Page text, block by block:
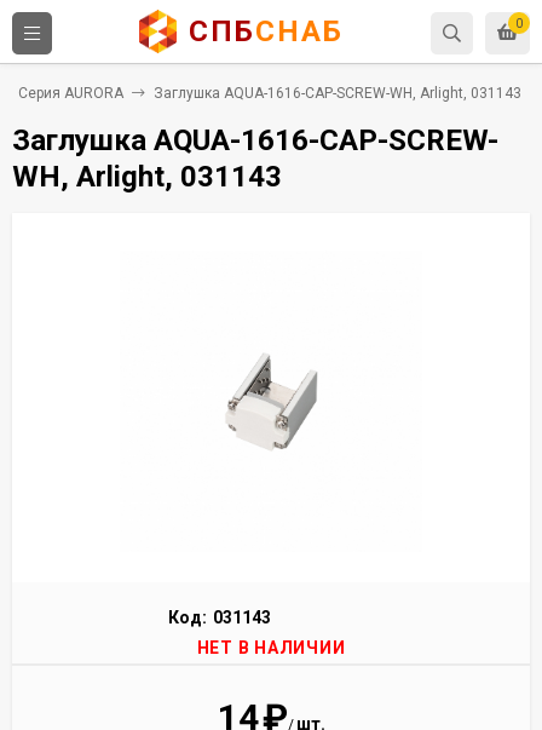
0
СПБСНАБ
Серия AURORA Заглушка AQUA-1616-CAP-SCREW-WH, Arlight, 031143
Заглушка AQUA-1616-CAP-SCREW-
WH, Arlight, 031143
Код: 031143
НЕТ В НАЛИЧИИ
14₽/ шт.